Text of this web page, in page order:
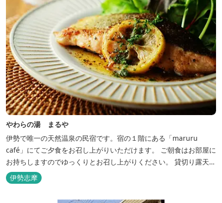
やわらの湯 まるや
伊勢で唯一の天然温泉の民宿です。宿の１階にある「maruru
café」にてご夕食をお召し上がりいただけます。 ご朝食はお部屋に
お持ちしますのでゆっくりとお召し上がりください。 貸切り露天風
呂完備、駅近、夫婦岩まで徒歩15分です。
伊勢志摩